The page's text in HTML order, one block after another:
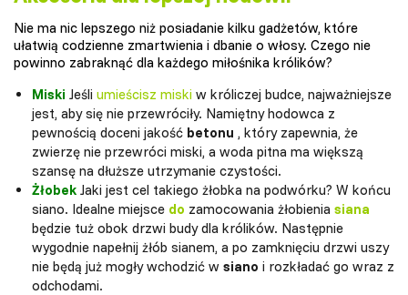
Nie ma nic lepszego niż posiadanie kilku gadżetów, które
ułatwią codzienne zmartwienia i dbanie o włosy. Czego nie
powinno zabraknąć dla każdego miłośnika królików?
Miski Jeśli umieścisz miski w króliczej budce, najważniejsze
jest, aby się nie przewróciły. Namiętny hodowca z
pewnością doceni jakość betonu , który zapewnia, że
zwierzę nie przewróci miski, a woda pitna ma większą
szansę na dłuższe utrzymanie czystości.
Żłobek Jaki jest cel takiego żłobka na podwórku? W końcu
siano. Idealne miejsce do zamocowania żłobienia siana
będzie tuż obok drzwi budy dla królików. Następnie
wygodnie napełnij żłób sianem, a po zamknięciu drzwi uszy
nie będą już mogły wchodzić w siano i rozkładać go wraz z
odchodami.